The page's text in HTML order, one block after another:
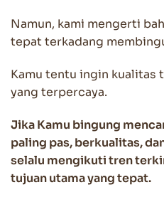
Namun, kami mengerti
tepat terkadang
Kamu tentu ingin kualitas
yang terpercaya.
Jika Kamu bingung
paling pas, berkualitas,
selalu mengikuti tren
tujuan utama yang tepat.